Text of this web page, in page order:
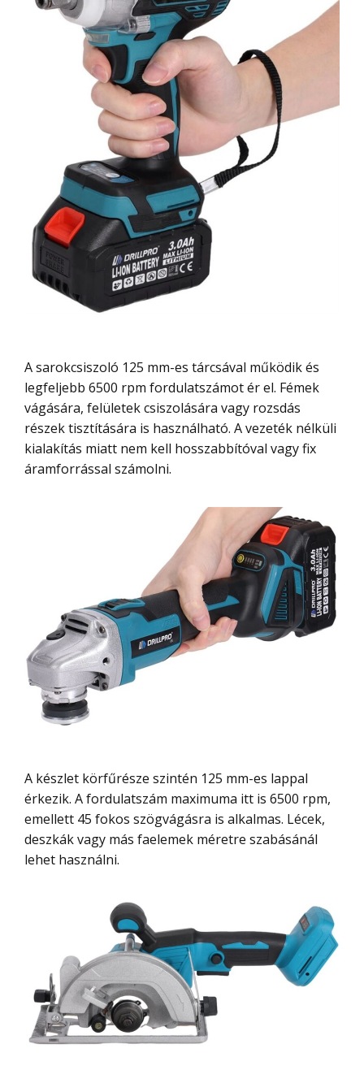
A sarokcsiszoló 125 mm-es tárcsával működik és
legfeljebb 6500 rpm fordulatszámot ér el. Fémek
vágására, felületek csiszolására vagy rozsdás
részek tisztítására is használható. A vezeték nélküli
kialakítás miatt nem kell hosszabbítóval vagy fix
áramforrással számolni.
A készlet körfűrésze szintén 125 mm-es lappal
érkezik. A fordulatszám maximuma itt is 6500 rpm,
emellett 45 fokos szögvágásra is alkalmas. Lécek,
deszkák vagy más faelemek méretre szabásánál
lehet használni.